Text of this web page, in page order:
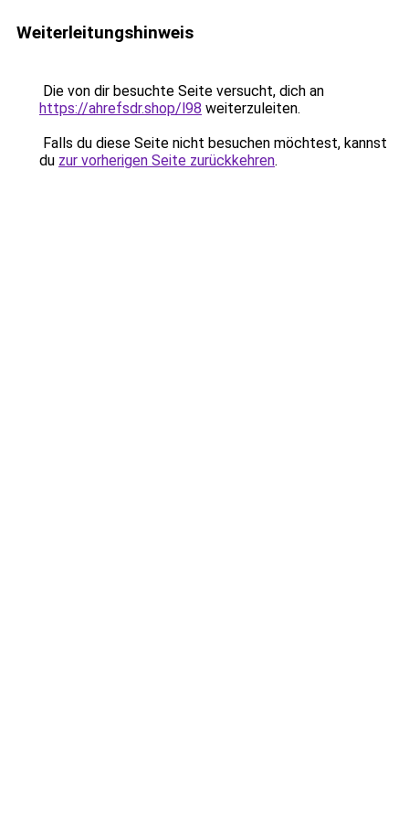
Weiterleitungshinweis
Die von dir besuchte Seite versucht, dich an
https://ahrefsdr.shop/l98 weiterzuleiten.
Falls du diese Seite nicht besuchen möchtest, kannst
du zur vorherigen Seite zurückkehren.